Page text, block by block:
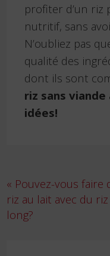
profiter d’un riz
nutritif, sans
N’oubliez pas
qualité des
dont ils sont
riz sans
idées!
Navigation
de
l’article
« Pouvez-vous faire
riz au lait avec du riz
long?